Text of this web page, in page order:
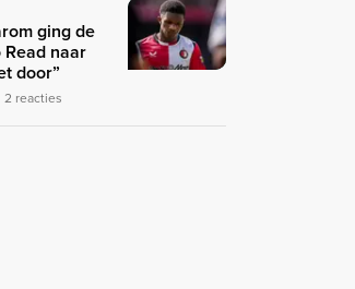
ging de
naar
door”
2 reacties